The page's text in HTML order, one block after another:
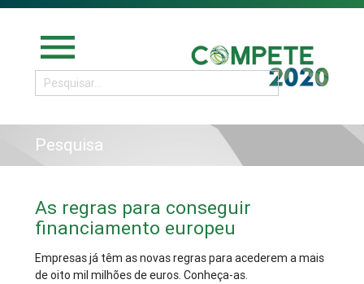
menu
Pesquisa
As regras para conseguir
financiamento europeu
Empresas já têm as novas regras para acederem a mais
de oito mil milhões de euros. Conheça-as.